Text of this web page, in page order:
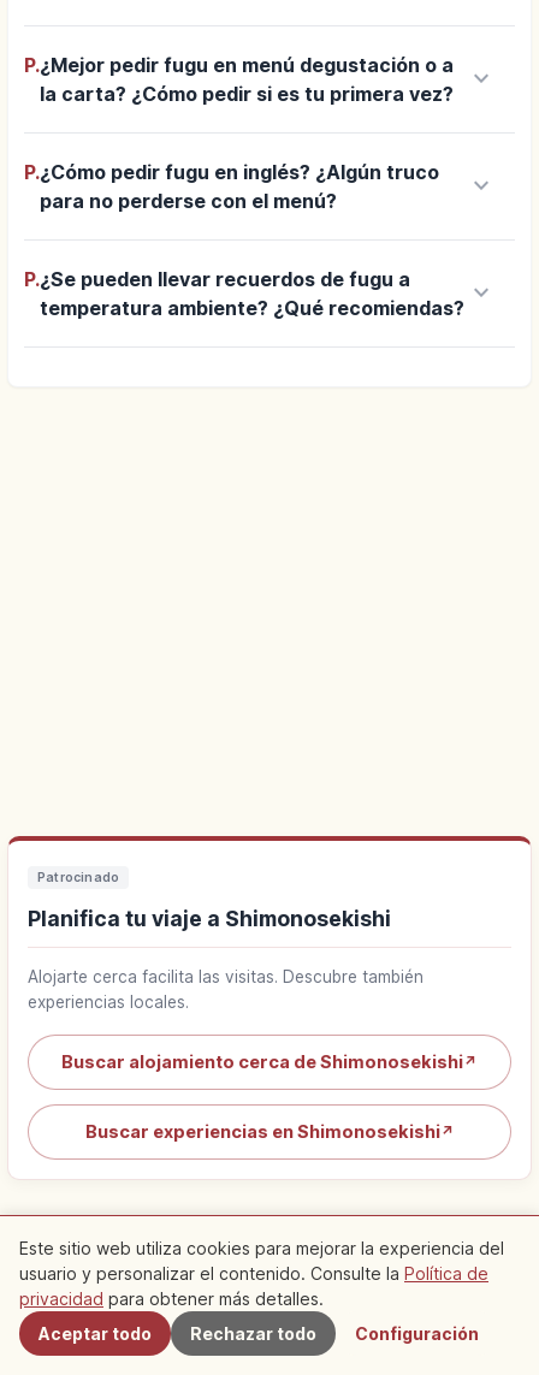
P.¿Mejor pedir fugu en menú degustación o a
la carta? ¿Cómo pedir si es tu primera vez?
keyboard_arrow_down
P.¿Cómo pedir fugu en inglés? ¿Algún truco
para no perderse con el menú?
keyboard_arrow_down
P.¿Se pueden llevar recuerdos de fugu a
temperatura ambiente? ¿Qué recomiendas? keyboard_arrow_down
Patrocinado
Planifica tu viaje a Shimonosekishi
Alojarte cerca facilita las visitas. Descubre también
experiencias locales.
Buscar alojamiento cerca de Shimonosekishi↗
Buscar experiencias en Shimonosekishi↗
Lugares recomendados
cercanos
Cercanos
Este sitio web utiliza cookies para mejorar la experiencia del
usuario y personalizar el contenido. Consulte la Política de
privacidad para obtener más detalles.
Aceptar todo
Rechazar todo Configuración